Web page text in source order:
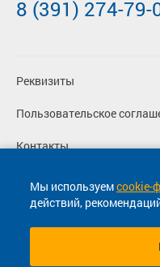
Мы используемcookie-
действий,
Реквизиты
Пользовательское
Контакты
Политика
Перевозчикам
8 (391) 274-79-
© 2013-2026, ООО